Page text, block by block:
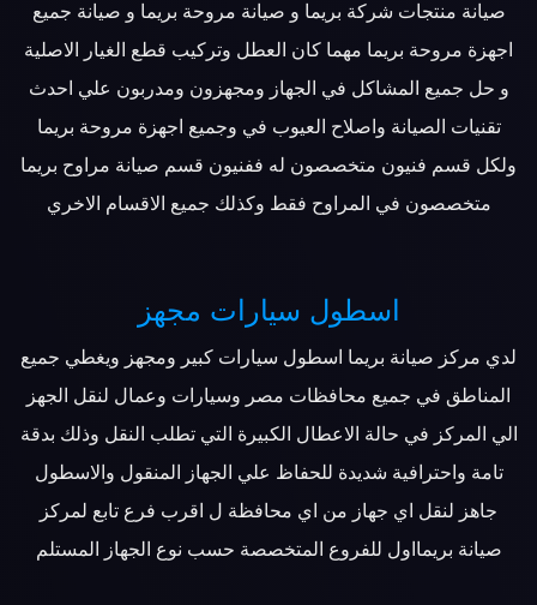
صيانة منتجات شركة بريما و صيانة مروحة بريما و صيانة جميع
اجهزة مروحة بريما مهما كان العطل وتركيب قطع الغيار الاصلية
و حل جميع المشاكل في الجهاز ومجهزون ومدربون علي احدث
تقنيات الصيانة واصلاح العيوب في وجميع اجهزة مروحة بريما
ولكل قسم فنيون متخصصون له ففنيون قسم صيانة مراوح بريما
متخصصون في المراوح فقط وكذلك جميع الاقسام الاخري
اسطول سيارات مجهز
لدي مركز صيانة بريما اسطول سيارات كبير ومجهز ويغطي جميع
المناطق في جميع محافظات مصر وسيارات وعمال لنقل الجهز
الي المركز في حالة الاعطال الكبيرة التي تطلب النقل وذلك بدقة
تامة واحترافية شديدة للحفاظ علي الجهاز المنقول والاسطول
جاهز لنقل اي جهاز من اي محافظة ل اقرب فرع تابع لمركز
صيانة بريمااول للفروع المتخصصة حسب نوع الجهاز المستلم